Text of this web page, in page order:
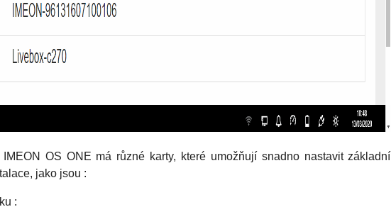
OS ONE má různé karty, které umožňují snadno nastavit základní
jako jsou :
: